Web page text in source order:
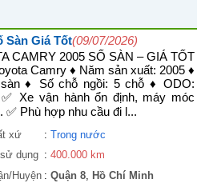
Sàn Giá Tốt(09/07/2026)
CAMRY 2005 SỐ SÀN – GIÁ TỐT
Camry ♦ Năm sản xuất: 2005 ♦
♦ Số chỗ ngồi: 5 chỗ ♦ ODO:
Xe vận hành ổn định, máy móc
✅ Phù hợp nhu cầu đi l...
xứ : Trong nước
dụng : 400.000 km
Huyện : Quận 8, Hồ Chí Minh